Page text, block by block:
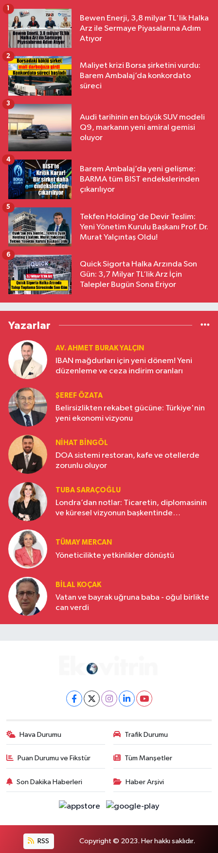
Bewen Enerji, 3,8 milyar TL'lik Halka
Arz ile Sermaye Piyasalarına Adım
Atıyor
1
Maliyet krizi Borsa şirketini vurdu:
Barem Ambalaj’da konkordato
süreci
2
Audi tarihinin en büyük SUV modeli
Q9, markanın yeni amiral gemisi
oluyor
3
Barem Ambalaj’da yeni gelişme:
BARMA tüm BIST endekslerinden
çıkarılıyor
4
Tekfen Holding'de Devir Teslim:
Yeni Yönetim Kurulu Başkanı Prof. Dr.
Murat Yalçıntaş Oldu!
5
Quick Sigorta Halka Arzında Son
Gün: 3,7 Milyar TL’lik Arz İçin
Talepler Bugün Sona Eriyor
6
Yazarlar
AV. AHMET BURAK YALÇIN
IBAN mağdurları için yeni dönem! Yeni
düzenleme ve ceza indirim oranları
ŞEREF ÖZATA
Belirsizlikten rekabet gücüne: Türkiye'nin
yeni ekonomi vizyonu
NIHAT BINGÖL
DOA sistemi restoran, kafe ve otellerde
zorunlu oluyor
TUBA SARAÇOĞLU
Londra’dan notlar: Ticaretin, diplomasinin
ve küresel vizyonun başkentinde
TÜMAY MERCAN
Yöneticilikte yetkinlikler dönüştü
BILAL KOÇAK
Vatan ve bayrak uğruna baba - oğul birlikte
can verdi
Hava Durumu Trafik Durumu
Puan Durumu ve Fikstür Tüm Manşetler
Son Dakika Haberleri Haber Arşivi
RSS Copyright © 2023. Her hakkı saklıdır.